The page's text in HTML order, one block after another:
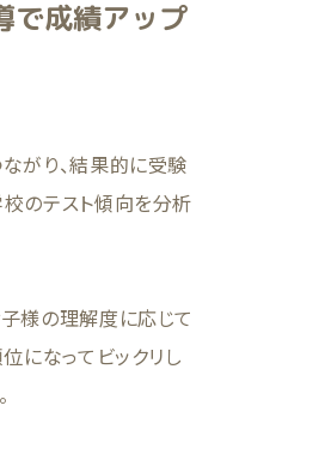
で成績アップ
がり、結果的に受験
のテスト傾向を分析
様の理解度に応じて
になってビックリし